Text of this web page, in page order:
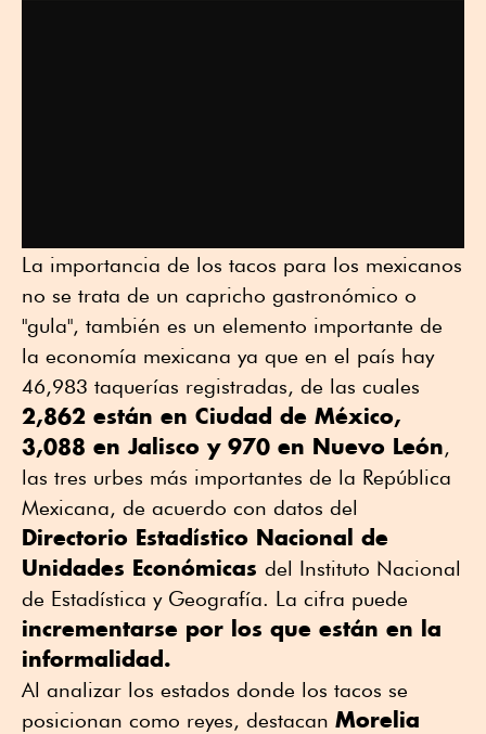
La importancia de los tacos para los mexicanos
no se trata de un capricho gastronómico o
"gula", también es un elemento importante de
la economía mexicana ya que en el país hay
46,983 taquerías registradas, de las cuales
2,862 están en Ciudad de México,
3,088 en Jalisco y 970 en Nuevo León,
las tres urbes más importantes de la República
Mexicana, de acuerdo con datos del
Directorio Estadístico Nacional de
Unidades Económicas del Instituto Nacional
de Estadística y Geografía. La cifra puede
incrementarse por los que están en la
informalidad.
Al analizar los estados donde los tacos se
posicionan como reyes, destacan Morelia